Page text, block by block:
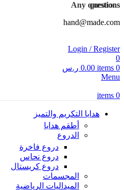
Any questions
hand@made.com
Login / Register
0
0
items
0.00 ر.س
Menu
0
items
هدايا التكريم والتميز
أطقم هدايا
الدروع
دروع فاخرة
دروع نحاس
دروع كريستال
المجسمات
الميداليات الرياضية